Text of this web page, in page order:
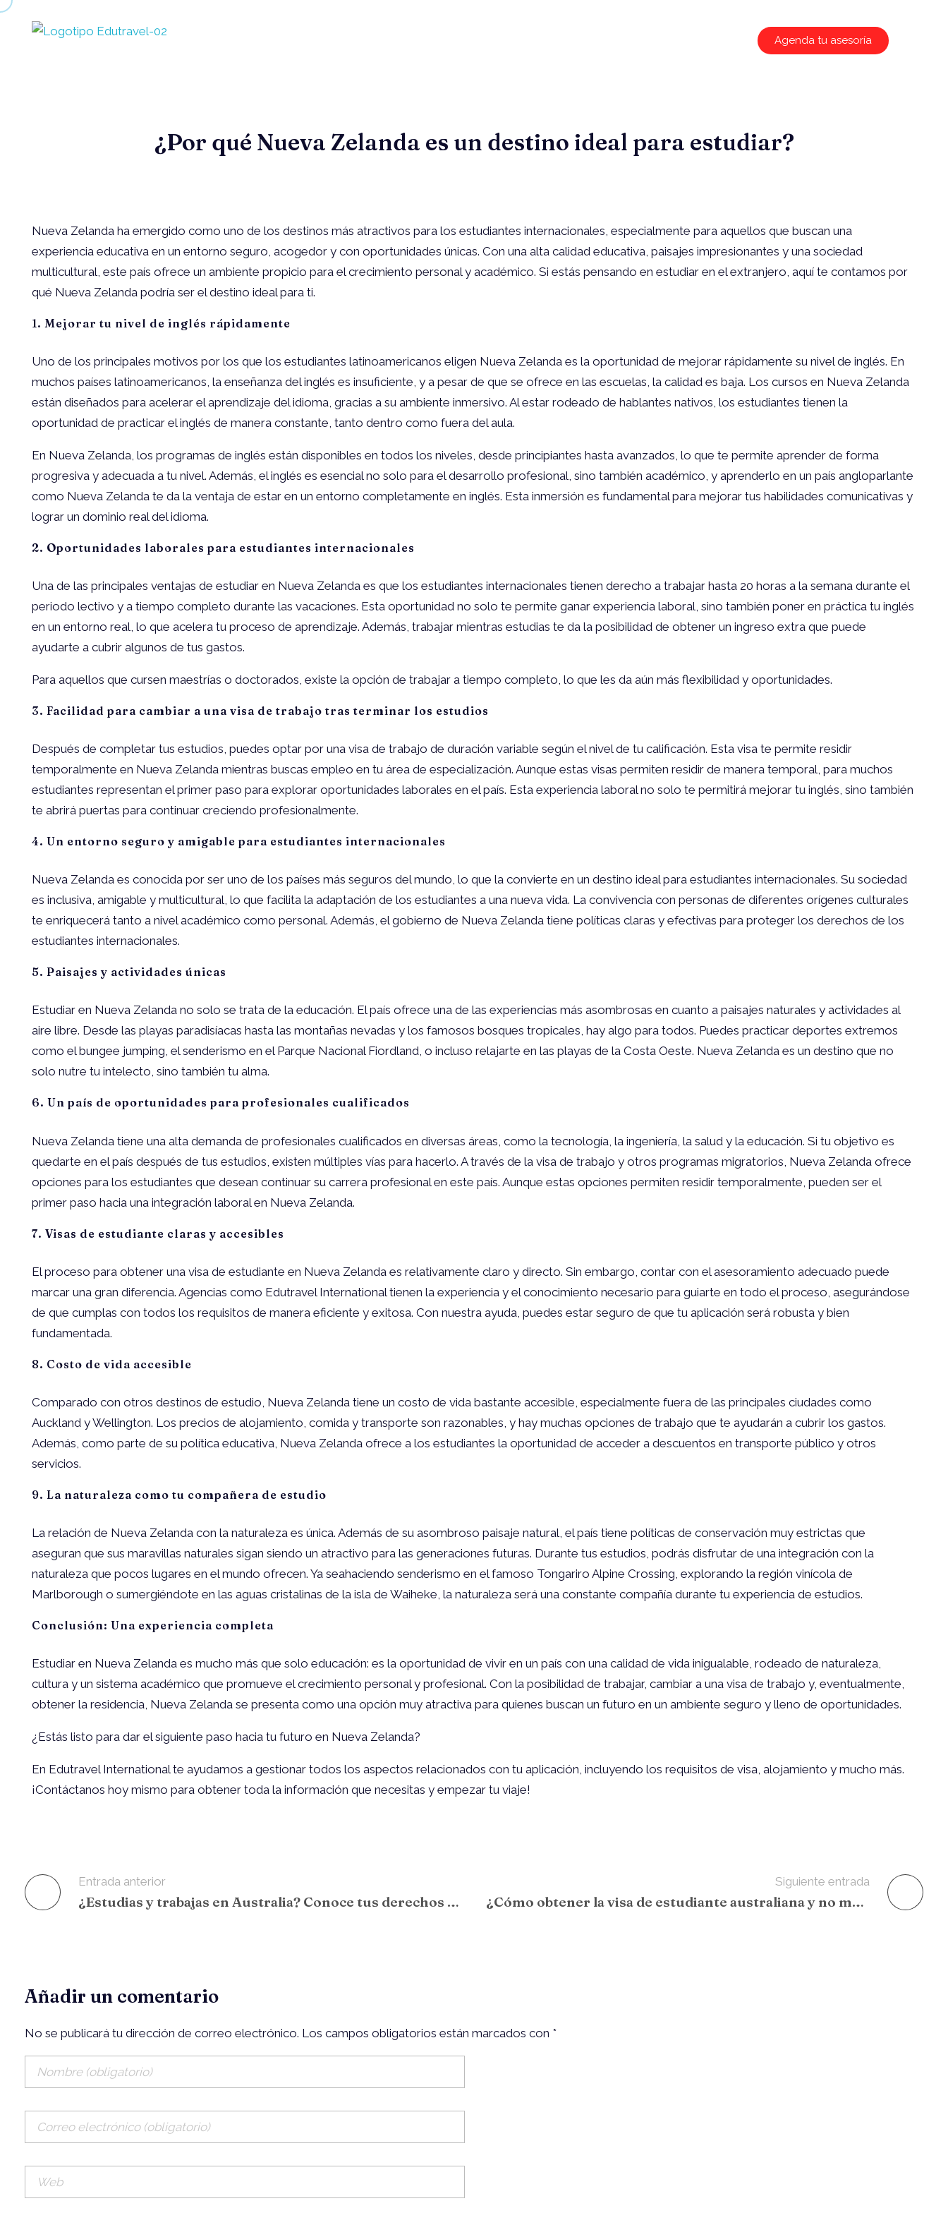
Agenda tu asesoría
¿Por qué Nueva Zelanda es un destino ideal para estudiar?
Nueva Zelanda ha emergido como uno de los destinos más atractivos para los estudiantes internacionales, especialmente para aquellos que buscan una
experiencia educativa en un entorno seguro, acogedor y con oportunidades únicas. Con una alta calidad educativa, paisajes impresionantes y una sociedad
multicultural, este país ofrece un ambiente propicio para el crecimiento personal y académico. Si estás pensando en estudiar en el extranjero, aquí te contamos por
qué Nueva Zelanda podría ser el destino ideal para ti.
1. Mejorar tu nivel de inglés rápidamente
Uno de los principales motivos por los que los estudiantes latinoamericanos eligen Nueva Zelanda es la oportunidad de mejorar rápidamente su nivel de inglés. En
muchos países latinoamericanos, la enseñanza del inglés es insuficiente, y a pesar de que se ofrece en las escuelas, la calidad es baja. Los cursos en Nueva Zelanda
están diseñados para acelerar el aprendizaje del idioma, gracias a su ambiente inmersivo. Al estar rodeado de hablantes nativos, los estudiantes tienen la
oportunidad de practicar el inglés de manera constante, tanto dentro como fuera del aula.
En Nueva Zelanda, los programas de inglés están disponibles en todos los niveles, desde principiantes hasta avanzados, lo que te permite aprender de forma
progresiva y adecuada a tu nivel. Además, el inglés es esencial no solo para el desarrollo profesional, sino también académico, y aprenderlo en un país angloparlante
como Nueva Zelanda te da la ventaja de estar en un entorno completamente en inglés. Esta inmersión es fundamental para mejorar tus habilidades comunicativas y
lograr un dominio real del idioma.
2. Oportunidades laborales para estudiantes internacionales
Una de las principales ventajas de estudiar en Nueva Zelanda es que los estudiantes internacionales tienen derecho a trabajar hasta 20 horas a la semana durante el
periodo lectivo y a tiempo completo durante las vacaciones. Esta oportunidad no solo te permite ganar experiencia laboral, sino también poner en práctica tu inglés
en un entorno real, lo que acelera tu proceso de aprendizaje. Además, trabajar mientras estudias te da la posibilidad de obtener un ingreso extra que puede
ayudarte a cubrir algunos de tus gastos.
Para aquellos que cursen maestrías o doctorados, existe la opción de trabajar a tiempo completo, lo que les da aún más flexibilidad y oportunidades.
3. Facilidad para cambiar a una visa de trabajo tras terminar los estudios
Después de completar tus estudios, puedes optar por una visa de trabajo de duración variable según el nivel de tu calificación. Esta visa te permite residir
temporalmente en Nueva Zelanda mientras buscas empleo en tu área de especialización. Aunque estas visas permiten residir de manera temporal, para muchos
estudiantes representan el primer paso para explorar oportunidades laborales en el país. Esta experiencia laboral no solo te permitirá mejorar tu inglés, sino también
te abrirá puertas para continuar creciendo profesionalmente.
4. Un entorno seguro y amigable para estudiantes internacionales
Nueva Zelanda es conocida por ser uno de los países más seguros del mundo, lo que la convierte en un destino ideal para estudiantes internacionales. Su sociedad
es inclusiva, amigable y multicultural, lo que facilita la adaptación de los estudiantes a una nueva vida. La convivencia con personas de diferentes orígenes culturales
te enriquecerá tanto a nivel académico como personal. Además, el gobierno de Nueva Zelanda tiene políticas claras y efectivas para proteger los derechos de los
estudiantes internacionales.
5. Paisajes y actividades únicas
Estudiar en Nueva Zelanda no solo se trata de la educación. El país ofrece una de las experiencias más asombrosas en cuanto a paisajes naturales y actividades al
aire libre. Desde las playas paradisíacas hasta las montañas nevadas y los famosos bosques tropicales, hay algo para todos. Puedes practicar deportes extremos
como el bungee jumping, el senderismo en el Parque Nacional Fiordland, o incluso relajarte en las playas de la Costa Oeste. Nueva Zelanda es un destino que no
solo nutre tu intelecto, sino también tu alma.
6. Un país de oportunidades para profesionales cualificados
Nueva Zelanda tiene una alta demanda de profesionales cualificados en diversas áreas, como la tecnología, la ingeniería, la salud y la educación. Si tu objetivo es
quedarte en el país después de tus estudios, existen múltiples vías para hacerlo. A través de la visa de trabajo y otros programas migratorios, Nueva Zelanda ofrece
opciones para los estudiantes que desean continuar su carrera profesional en este país. Aunque estas opciones permiten residir temporalmente, pueden ser el
primer paso hacia una integración laboral en Nueva Zelanda.
7. Visas de estudiante claras y accesibles
El proceso para obtener una visa de estudiante en Nueva Zelanda es relativamente claro y directo. Sin embargo, contar con el asesoramiento adecuado puede
marcar una gran diferencia. Agencias como Edutravel International tienen la experiencia y el conocimiento necesario para guiarte en todo el proceso, asegurándose
de que cumplas con todos los requisitos de manera eficiente y exitosa. Con nuestra ayuda, puedes estar seguro de que tu aplicación será robusta y bien
fundamentada.
8. Costo de vida accesible
Comparado con otros destinos de estudio, Nueva Zelanda tiene un costo de vida bastante accesible, especialmente fuera de las principales ciudades como
Auckland y Wellington. Los precios de alojamiento, comida y transporte son razonables, y hay muchas opciones de trabajo que te ayudarán a cubrir los gastos.
Además, como parte de su política educativa, Nueva Zelanda ofrece a los estudiantes la oportunidad de acceder a descuentos en transporte público y otros
servicios.
9. La naturaleza como tu compañera de estudio
La relación de Nueva Zelanda con la naturaleza es única. Además de su asombroso paisaje natural, el país tiene políticas de conservación muy estrictas que
aseguran que sus maravillas naturales sigan siendo un atractivo para las generaciones futuras. Durante tus estudios, podrás disfrutar de una integración con la
naturaleza que pocos lugares en el mundo ofrecen. Ya seahaciendo senderismo en el famoso Tongariro Alpine Crossing, explorando la región vinícola de
Marlborough o sumergiéndote en las aguas cristalinas de la isla de Waiheke, la naturaleza será una constante compañía durante tu experiencia de estudios.
Conclusión: Una experiencia completa
Estudiar en Nueva Zelanda es mucho más que solo educación: es la oportunidad de vivir en un país con una calidad de vida inigualable, rodeado de naturaleza,
cultura y un sistema académico que promueve el crecimiento personal y profesional. Con la posibilidad de trabajar, cambiar a una visa de trabajo y, eventualmente,
obtener la residencia, Nueva Zelanda se presenta como una opción muy atractiva para quienes buscan un futuro en un ambiente seguro y lleno de oportunidades.
¿Estás listo para dar el siguiente paso hacia tu futuro en Nueva Zelanda?
En Edutravel International te ayudamos a gestionar todos los aspectos relacionados con tu aplicación, incluyendo los requisitos de visa, alojamiento y mucho más.
¡Contáctanos hoy mismo para obtener toda la información que necesitas y empezar tu viaje!
Entrada anterior
¿Estudias y trabajas en Australia? Conoce tus derechos y obligaciones
Siguiente entrada
¿Cómo obtener la visa de estudiante australiana y no morir en el intento?
Añadir un comentario
No se publicará tu dirección de correo electrónico. Los campos obligatorios están marcados con *